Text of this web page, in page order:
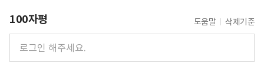
100자평 도움말 삭제기준